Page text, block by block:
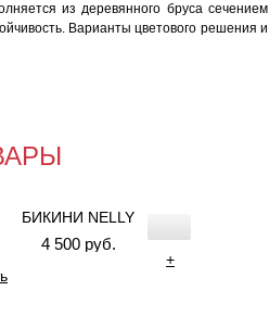
из деревянного бруса сечением
Варианты цветового решения и
БИКИНИ NELLY
4 500 руб.
+